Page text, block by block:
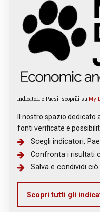
Indicatori e Paesi: scoprili su My
Il nostro spazio
fonti verificate e
Scegli indicatori,
Confronta i risultati
Salva e condividi
Scopri tutti gli